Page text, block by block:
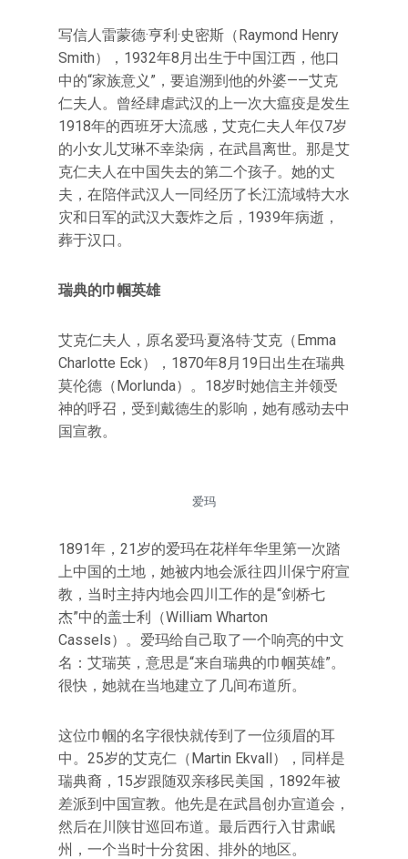
写信人雷蒙德·亨利·史密斯（Raymond Henry
Smith），1932年8月出生于中国江西，他口
中的“家族意义”，要追溯到他的外婆——艾克
仁夫人。曾经肆虐武汉的上一次大瘟疫是发生
1918年的西班牙大流感，艾克仁夫人年仅7岁
的小女儿艾琳不幸染病，在武昌离世。那是艾
克仁夫人在中国失去的第二个孩子。她的丈
夫，在陪伴武汉人一同经历了长江流域特大水
灾和日军的武汉大轰炸之后，1939年病逝，
葬于汉口。
瑞典的巾帼英雄
艾克仁夫人，原名爱玛·夏洛特·艾克（Emma
Charlotte Eck），1870年8月19日出生在瑞典
莫伦德（Morlunda）。18岁时她信主并领受
神的呼召，受到戴德生的影响，她有感动去中
国宣教。
爱玛
1891年，21岁的爱玛在花样年华里第一次踏
上中国的土地，她被内地会派往四川保宁府宣
教，当时主持内地会四川工作的是“剑桥七
杰”中的盖士利（William Wharton
Cassels）。爱玛给自己取了一个响亮的中文
名：艾瑞英，意思是“来自瑞典的巾帼英雄”。
很快，她就在当地建立了几间布道所。
这位巾帼的名字很快就传到了一位须眉的耳
中。25岁的艾克仁（Martin Ekvall），同样是
瑞典裔，15岁跟随双亲移民美国，1892年被
差派到中国宣教。他先是在武昌创办宣道会，
然后在川陕甘巡回布道。最后西行入甘肃岷
州，一个当时十分贫困、排外的地区。